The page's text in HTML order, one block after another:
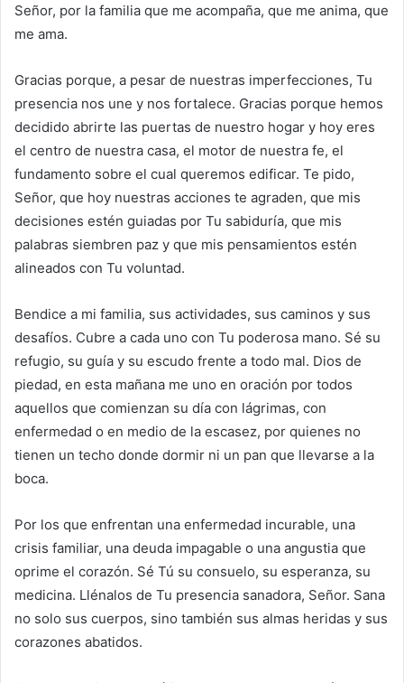
Señor, por la familia que me acompaña, que me anima, que
me ama.
Gracias porque, a pesar de nuestras imperfecciones, Tu
presencia nos une y nos fortalece. Gracias porque hemos
decidido abrirte las puertas de nuestro hogar y hoy eres
el centro de nuestra casa, el motor de nuestra fe, el
fundamento sobre el cual queremos edificar. Te pido,
Señor, que hoy nuestras acciones te agraden, que mis
decisiones estén guiadas por Tu sabiduría, que mis
palabras siembren paz y que mis pensamientos estén
alineados con Tu voluntad.
Bendice a mi familia, sus actividades, sus caminos y sus
desafíos. Cubre a cada uno con Tu poderosa mano. Sé su
refugio, su guía y su escudo frente a todo mal. Dios de
piedad, en esta mañana me uno en oración por todos
aquellos que comienzan su día con lágrimas, con
enfermedad o en medio de la escasez, por quienes no
tienen un techo donde dormir ni un pan que llevarse a la
boca.
Por los que enfrentan una enfermedad incurable, una
crisis familiar, una deuda impagable o una angustia que
oprime el corazón. Sé Tú su consuelo, su esperanza, su
medicina. Llénalos de Tu presencia sanadora, Señor. Sana
no solo sus cuerpos, sino también sus almas heridas y sus
corazones abatidos.